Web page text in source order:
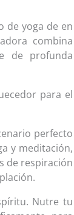
de yoga de en
combina
de profunda
para el
perfecto
y meditación,
de respiración
Nutre tu